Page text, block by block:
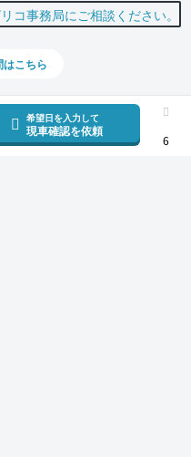
希望日を入力して
現車確認を依頼
6
はこちら